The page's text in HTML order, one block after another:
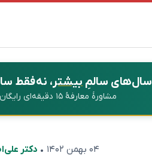
سال‌های سالمِبیشتر، نه فقط
مشاورهٔ معارفهٔ ۱۵ دقیقه‌ای رایگان، آنلاین
۰۴ بهمن ۱۴۰۲ • دکتر